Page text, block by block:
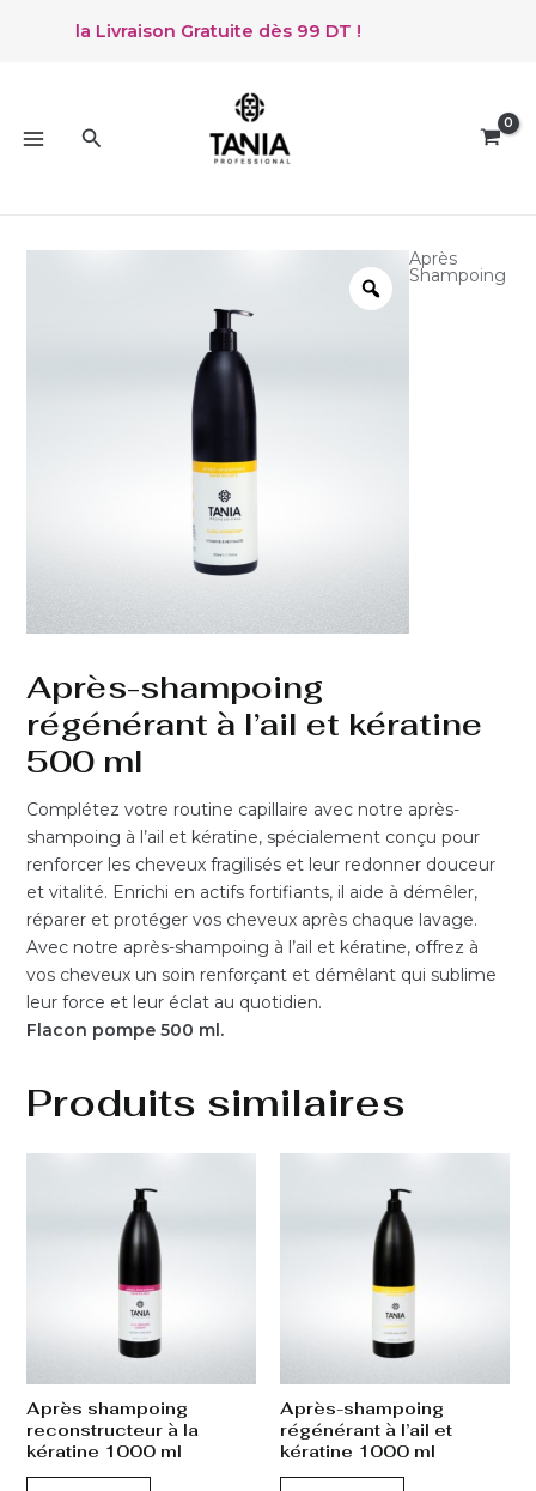
de la Livraison Gratuite dès 99 DT !
MENURechercher
Après
Shampoing
Après-shampoing
régénérant à l’ail et kératine
500 ml
Complétez votre routine capillaire avec notre après-
shampoing à l’ail et kératine, spécialement conçu pour
renforcer les cheveux fragilisés et leur redonner douceur
et vitalité. Enrichi en actifs fortifiants, il aide à démêler,
réparer et protéger vos cheveux après chaque lavage.
Avec notre après-shampoing à l’ail et kératine, offrez à
vos cheveux un soin renforçant et démêlant qui sublime
leur force et leur éclat au quotidien.
Flacon pompe 500 ml.
Produits similaires
Après shampoing
reconstructeur à la
kératine 1000 ml
Après-shampoing
régénérant à l’ail et
kératine 1000 ml